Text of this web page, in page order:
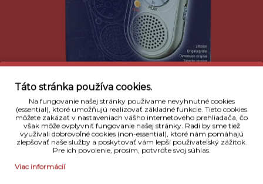
Popis
Objavte výnimočné možnosti hlasového rekordéra
Olympus VN-3600. Tento kompaktným a ľahký
Táto stránka používa cookies.
Na fungovanie našej stránky používame nevyhnutné cookies
(essential), ktoré umožňujú realizovať základné funkcie. Tieto cookies
môžete zakázať v nastaveniach vášho internetového prehliadača, čo
však môže ovplyvniť fungovanie našej stránky. Radi by sme tiež
využívali dobrovoľné cookies (non-essential), ktoré nám pomáhajú
zlepšovať naše služby a poskytovať vám lepší používateľský zážitok.
Pre ich povolenie, prosím, potvrďte svoj súhlas.
Viac informácií